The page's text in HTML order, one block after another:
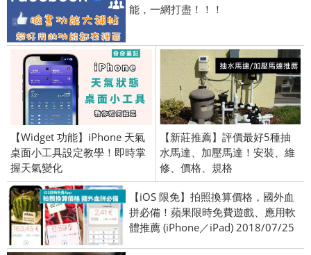
能，一網打盡！！！
【Widget 功能】iPhone 天氣
桌面小工具設定教學！即時掌
握天氣變化
【新莊推薦】評價最好5種抽
水馬達、加壓馬達！安裝、維
修、價格、規格
【iOS 限免】拍照換算價格，國外血
拼必備！蘋果限時免費遊戲、應用軟
體推薦 (iPhone／iPad) 2018/07/25